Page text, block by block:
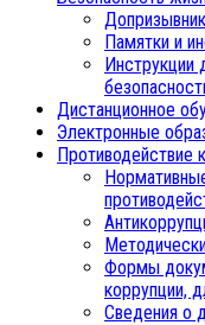
Памятки и
Инструкции
Дистанционное
Электронные
Противодействие
Формы
коррупции,
Сведения о